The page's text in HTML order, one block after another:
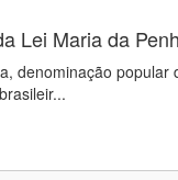
Lei Maria da
denominação popular